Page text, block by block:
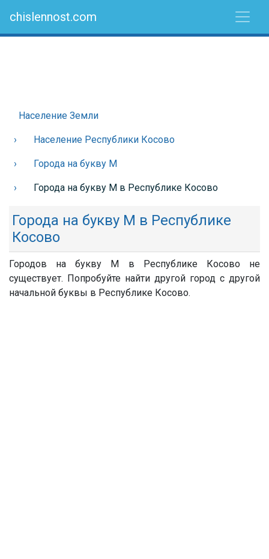
chislennost.com
Население Земли
Население Республики Косово
Города на букву М
Города на букву М в Республике Косово
Города на букву М в Республике
Косово
Городов на букву М в Республике Косово не
существует. Попробуйте найти другой город с другой
начальной буквы в Республике Косово.